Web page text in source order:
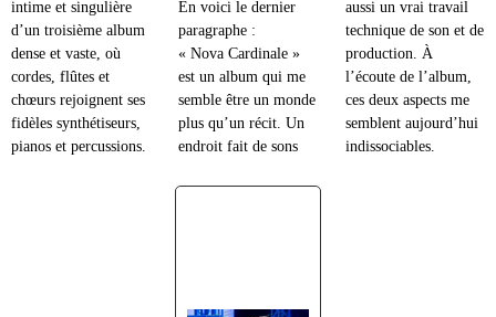
intime et singulière
d’un troisième album
dense et vaste, où
cordes, flûtes et
chœurs rejoignent ses
fidèles synthétiseurs,
pianos et percussions.
En voici le dernier
paragraphe :
« Nova Cardinale »
est un album qui me
semble être un monde
plus qu’un récit. Un
endroit fait de sons
aussi un vrai travail
technique de son et de
production. À
l’écoute de l’album,
ces deux aspects me
semblent aujourd’hui
indissociables.